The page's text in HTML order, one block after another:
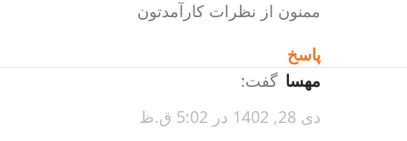
ممنون از نظرات کارآمدتون
پاسخ
مهسا گفت:
دی 28, 1402 در 5:02 ق.ظ